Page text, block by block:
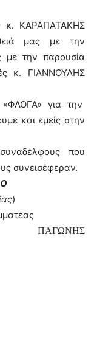
κ. ΚΑΡΑΠΑΤΑΚΗΣ
μας με την
με την παρουσία
κ. ΓΙΑΝΝΟΥΛΗΣ
για την
και εμείς στην
που
συνεισέφεραν.
)
ΠΑΓΩΝΗΣ